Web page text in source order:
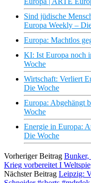
Sind jüdische
Europa Weekly –
Europa: Machtlos
KI: Ist Europa noch
Woche
Wirtschaft: Verliert
Die Woche
Europa: Abgehängt
Woche
Energie in Europa:
Die Woche
Vorheriger Beitrag Bunker,
Krieg vorbereitet I
Nächster Beitrag Leipzig: